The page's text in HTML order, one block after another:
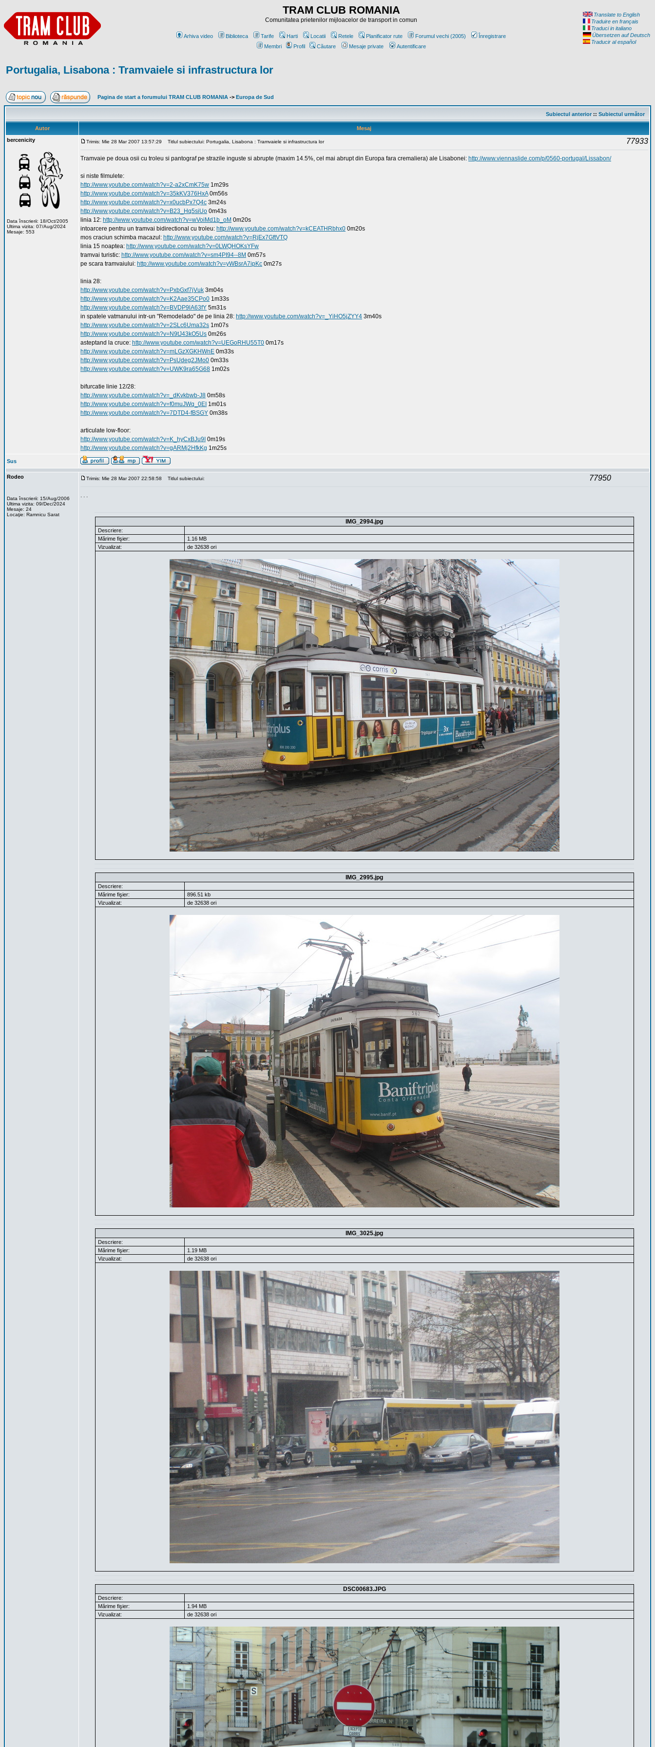
TRAM CLUB ROMANIA
Comunitatea prietenilor mijloacelor de transport in comun
Arhiva video Biblioteca Tarife Harti Locatii Retele Planificator rute Forumul vechi (2005)
Înregistrare
Membri
Profil Căutare Mesaje private Autentificare
Translate to English
Traduire en français
Traduci in italiano
Übersetzen auf Deutsch
Traducir al español
Portugalia, Lisabona : Tramvaiele si infrastructura lor
Pagina de start a forumului TRAM CLUB ROMANIA -> Europa de Sud
Subiectul anterior:: Subiectul următor
Autor
Mesaj
bercenicity
Data înscrierii: 18/Oct/2005
Ultima vizita: 07/Aug/2024
Mesaje: 553
Trimis: Mie 28 Mar 2007 13:57:29 Titlul subiectului: Portugalia, Lisabona : Tramvaiele si infrastructura lor 77933
Tramvaie pe doua osii cu troleu si pantograf pe strazile inguste si abrupte (maxim 14.5%, cel mai abrupt din Europa fara cremaliera) ale Lisabonei: http://www.viennaslide.com/p/0560-portugal/Lissabon/
si niste filmulete:
http://www.youtube.com/watch?v=2-a2xCmK75w 1m29s
http://www.youtube.com/watch?v=35kKV376HxA0m56s
http://www.youtube.com/watch?v=x0ucbPx7Q4c 3m24s
http://www.youtube.com/watch?v=B23_Hq5siUo 0m43s
linia 12: http://www.youtube.com/watch?v=wVoiMd1b_oM 0m20s
intoarcere pentru un tramvai bidirectional cu troleu: http://www.youtube.com/watch?v=kCEATHRbhx0 0m20s
mos craciun schimba macazul: http://www.youtube.com/watch?v=RjEx7GftVTQ
linia 15 noaptea: http://www.youtube.com/watch?v=0LWQHOKsYFw
tramvai turistic: http://www.youtube.com/watch?v=sm4PI94--8M 0m57s
pe scara tramvaiului: http://www.youtube.com/watch?v=yWBsrA7ipKc 0m27s
linia 28:
http://www.youtube.com/watch?v=PxbGxf7jVuk 3m04s
http://www.youtube.com/watch?v=K2Aae35CPo0 1m33s
http://www.youtube.com/watch?v=BVDP9lA63fY 5m31s
in spatele vatmanului intr-un "Remodelado" de pe linia 28: http://www.youtube.com/watch?v=_YiHO5jZYY4 3m40s
http://www.youtube.com/watch?v=2SLc6Uma32s 1m07s
http://www.youtube.com/watch?v=N9tJ43kO5Us 0m26s
asteptand la cruce: http://www.youtube.com/watch?v=UEGoRHU55T0 0m17s
http://www.youtube.com/watch?v=mLGzXGKHWnE 0m33s
http://www.youtube.com/watch?v=PsUdeg2JMo0 0m33s
http://www.youtube.com/watch?v=UWK9ra65G68 1m02s
bifurcatie linie 12/28:
http://www.youtube.com/watch?v=_dKvkbwb-J8 0m58s
http://www.youtube.com/watch?v=f0muJWq_0EI 1m01s
http://www.youtube.com/watch?v=7DTD4-fBSGY 0m38s
articulate low-floor:
http://www.youtube.com/watch?v=K_hyCxBJu9I 0m19s
http://www.youtube.com/watch?v=gARMj2HfkKg 1m25s
Sus
Rodeo
Data înscrierii: 15/Aug/2006
Ultima vizita: 09/Dec/2024
Mesaje: 24
Locaţie: Ramnicu Sarat
Trimis: Mie 28 Mar 2007 22:58:58 Titlul subiectului: 77950
. . .
IMG_2994.jpg
Descriere:
Mărime fişier:
1.16 MB
Vizualizat:
de 32638 ori
IMG_2995.jpg
Descriere:
Mărime fişier:
896.51 kb
Vizualizat:
de 32638 ori
IMG_3025.jpg
Descriere:
Mărime fişier:
1.19 MB
Vizualizat:
de 32638 ori
DSC00683.JPG
Descriere:
Mărime fişier:
1.94 MB
Vizualizat:
de 32638 ori